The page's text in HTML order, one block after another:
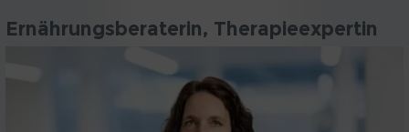
Ernährungsberaterin, Therapieexpertin